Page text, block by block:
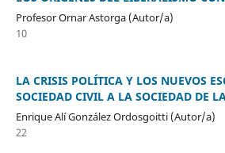
Profesor Ornar Astorga (Autor/a)
10
LA CRISIS POLÍTICA Y LOS NUEVOS
SOCIEDAD CIVIL A LA SOCIEDAD DE
Enrique Alí González Ordosgoitti (Autor/a)
22